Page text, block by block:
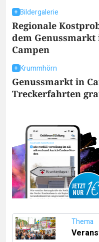
Bildergalerie
Regionale
dem Genussmarkt
Campen
Krummhörn
Genussmarkt in
Treckerfahrten
Thema